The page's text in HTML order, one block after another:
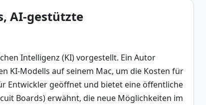
AI-gestützte
Intelligenz (KI) vorgestellt. Ein Autor
KI-Modells auf seinem Mac, um die Kosten für
Entwickler geöffnet und bietet eine öffentliche
Boards) erwähnt, die neue Möglichkeiten im